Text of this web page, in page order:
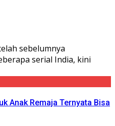
sebelumnya
serial India, kini
Anak Remaja Ternyata Bisa